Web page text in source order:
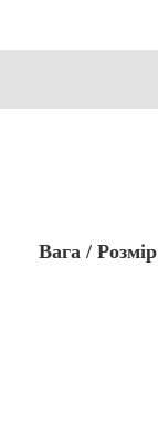
Вага / Розмір